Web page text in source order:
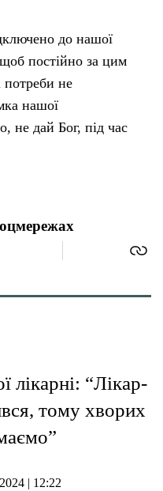
до нашої
щоб постійно за цим
потреби не
нашої
не дай Бог, під час
лікарні: “Лікар-
тому хворих
| 12:22